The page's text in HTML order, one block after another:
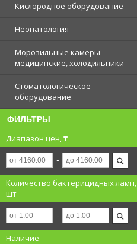
Кислородное оборудование
Неонатология
Морозильные камеры
медицинские, холодильники
Стоматологическое
оборудование
ФИЛЬТРЫ
Диапазон цен, ₸
Количество бактерицидных ламп,
шт
Наличие